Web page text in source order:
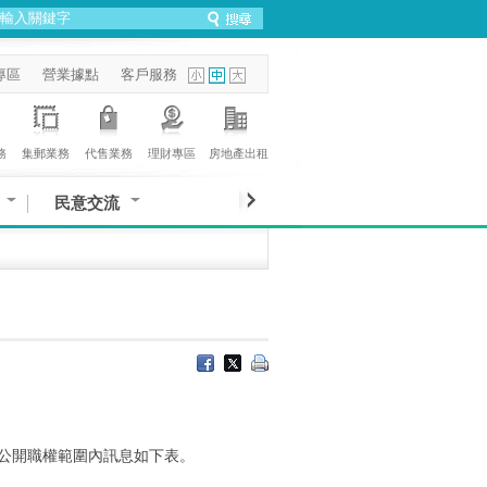
區 營業據點 客戶服務
集郵業務 代售業務 理財專區 房地產出租
民意交流
開職權範圍內訊息如下表。